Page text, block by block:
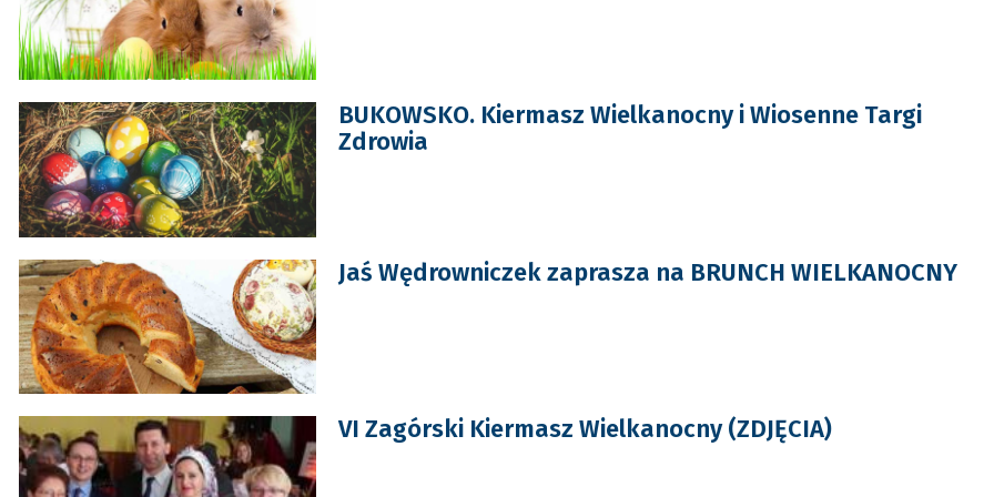
BUKOWSKO. Kiermasz Wielkanocny i Wiosenne Targi
Zdrowia
Jaś Wędrowniczek zaprasza na BRUNCH WIELKANOCNY
VI Zagórski Kiermasz Wielkanocny (ZDJĘCIA)